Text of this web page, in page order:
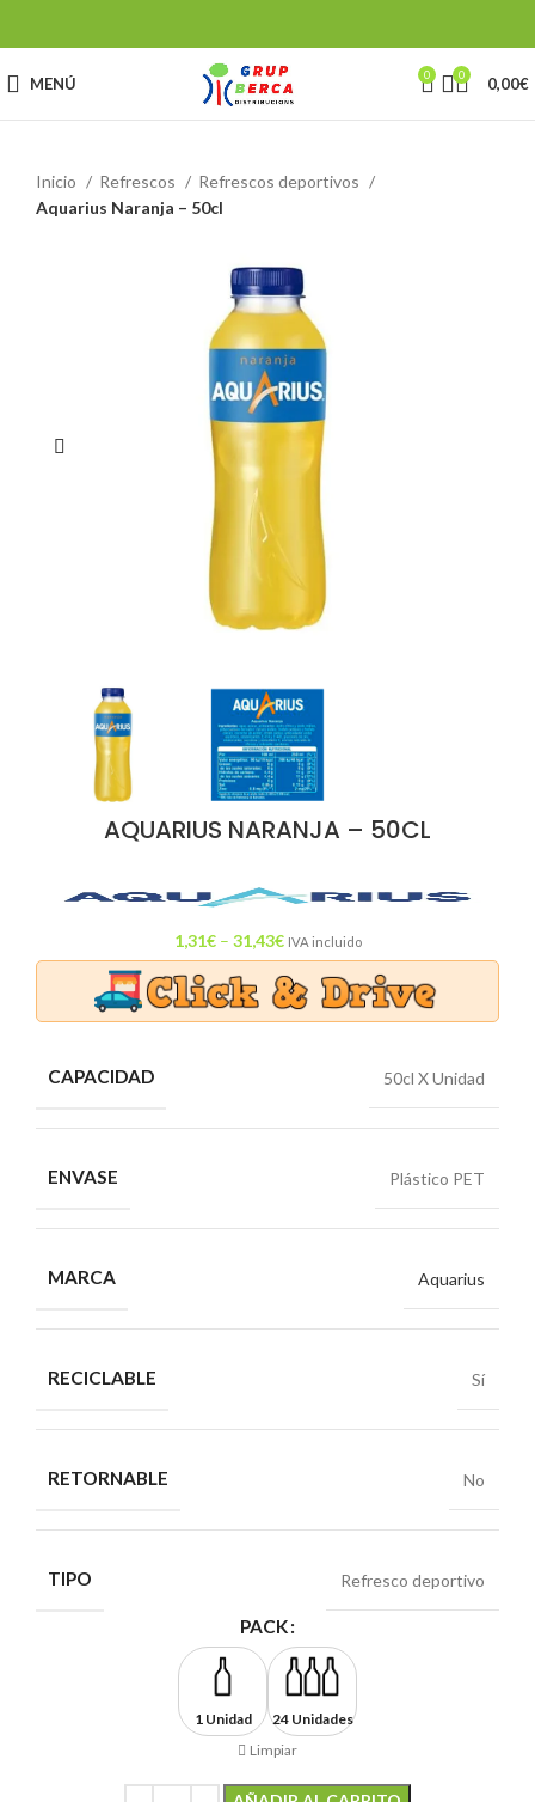
MENÚ 0 0 0,00€
Inicio Refrescos
Refrescos deportivos
Aquarius Naranja – 50cl
AQUARIUS NARANJA – 50CL
1,31€ – 31,43€ IVA incluido
CAPACIDAD 50cl X Unidad
ENVASE Plástico PET
MARCA Aquarius
RECICLABLE Sí
RETORNABLE No
TIPO Refresco deportivo
PACK
1 Unidad
24 Unidades
Limpiar